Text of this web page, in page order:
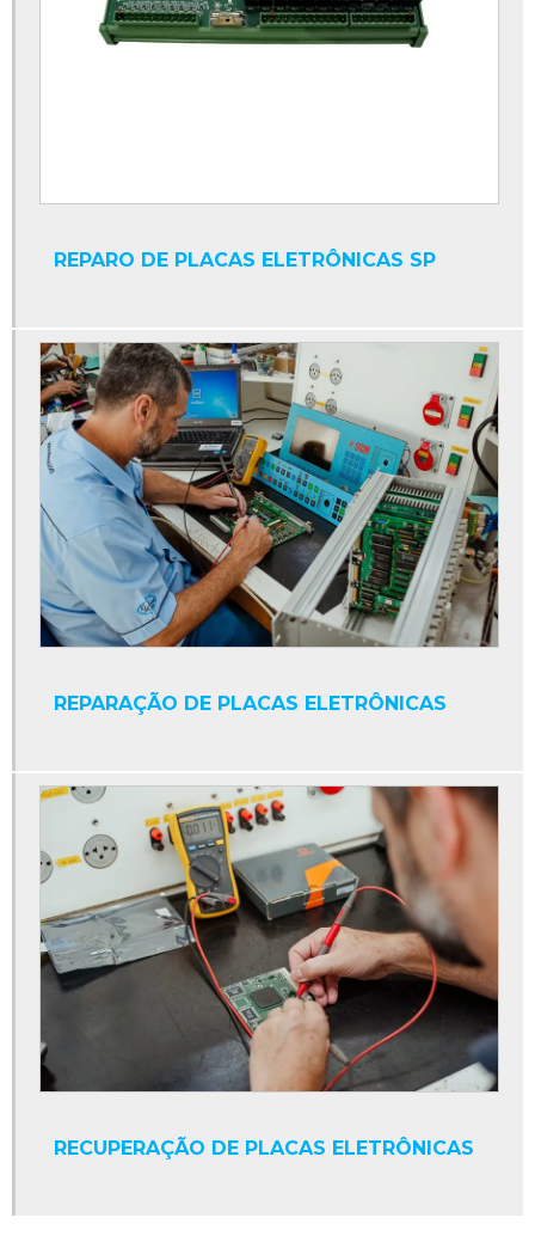
Conversor cc
Conversor de frequência
Display contador digital industrial
Display industrial
Display interface serial
Display led industrial
Display numérico industrial
Empresa de manutenção de máquinas industriais
Fonte 24v para clp
Fonte de alimentação clp
Fonte plc
Ihm industrial
Ihm pc industrial
Limpeza de circuitos eletrônicos
Limpeza de componentes eletrônicos
Limpeza de equipamentos eletrônicos
Manutenção clp
Manutenção de drivers
Manutenção de equipamentos eletrônicos
REPARO DE PLACAS ELETRÔNICAS SP
REPARAÇÃO DE PLACAS ELETRÔNICAS
RECUPERAÇÃO DE PLACAS ELETRÔNICAS